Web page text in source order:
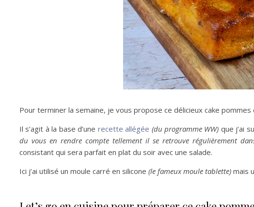
Pour terminer la semaine, je vous propose ce délicieux cake
Il s’agit à la base d’une recette allégée (du programme WW) que j’ai
du vous en rendre compte tellement il se retrouve régulièrement
consistant qui sera parfait en plat du soir avec une salade.
Ici j’ai utilisé un moule carré en silicone (le fameux moule tablette) mais